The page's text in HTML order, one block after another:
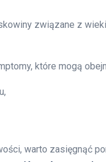
związane z
które mogą
warto zasięgnąć